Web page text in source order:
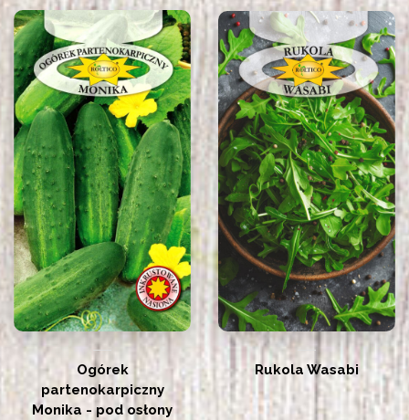
Ogórek
partenokarpiczny
Monika - pod osłony
Rukola Wasabi